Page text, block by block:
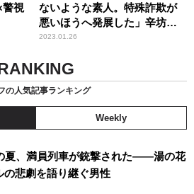
警視
ないような素人。特殊詐欺が
悪いほうへ発展した」辛坊治
郎が指摘 全国の強盗事件で
2023.01.26
の人気記事ランキング
Weekly
夏、満員列車が銃撃された――湯の花
の悲劇を語り継ぐ男性